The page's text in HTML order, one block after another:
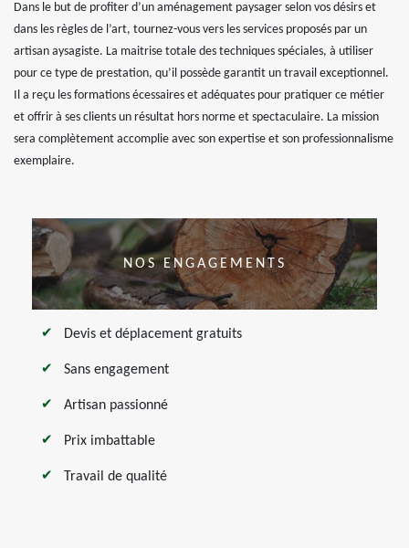
Dans le but de profiter d’un aménagement paysager selon vos désirs et
dans les règles de l’art, tournez-vous vers les services proposés par un
artisan aysagiste. La maitrise totale des techniques spéciales, à utiliser
pour ce type de prestation, qu’il possède garantit un travail exceptionnel.
Il a reçu les formations écessaires et adéquates pour pratiquer ce métier
et offrir à ses clients un résultat hors norme et spectaculaire. La mission
sera complètement accomplie avec son expertise et son professionnalisme
exemplaire.
NOS ENGAGEMENTS
Devis et déplacement gratuits
Sans engagement
Artisan passionné
Prix imbattable
Travail de qualité